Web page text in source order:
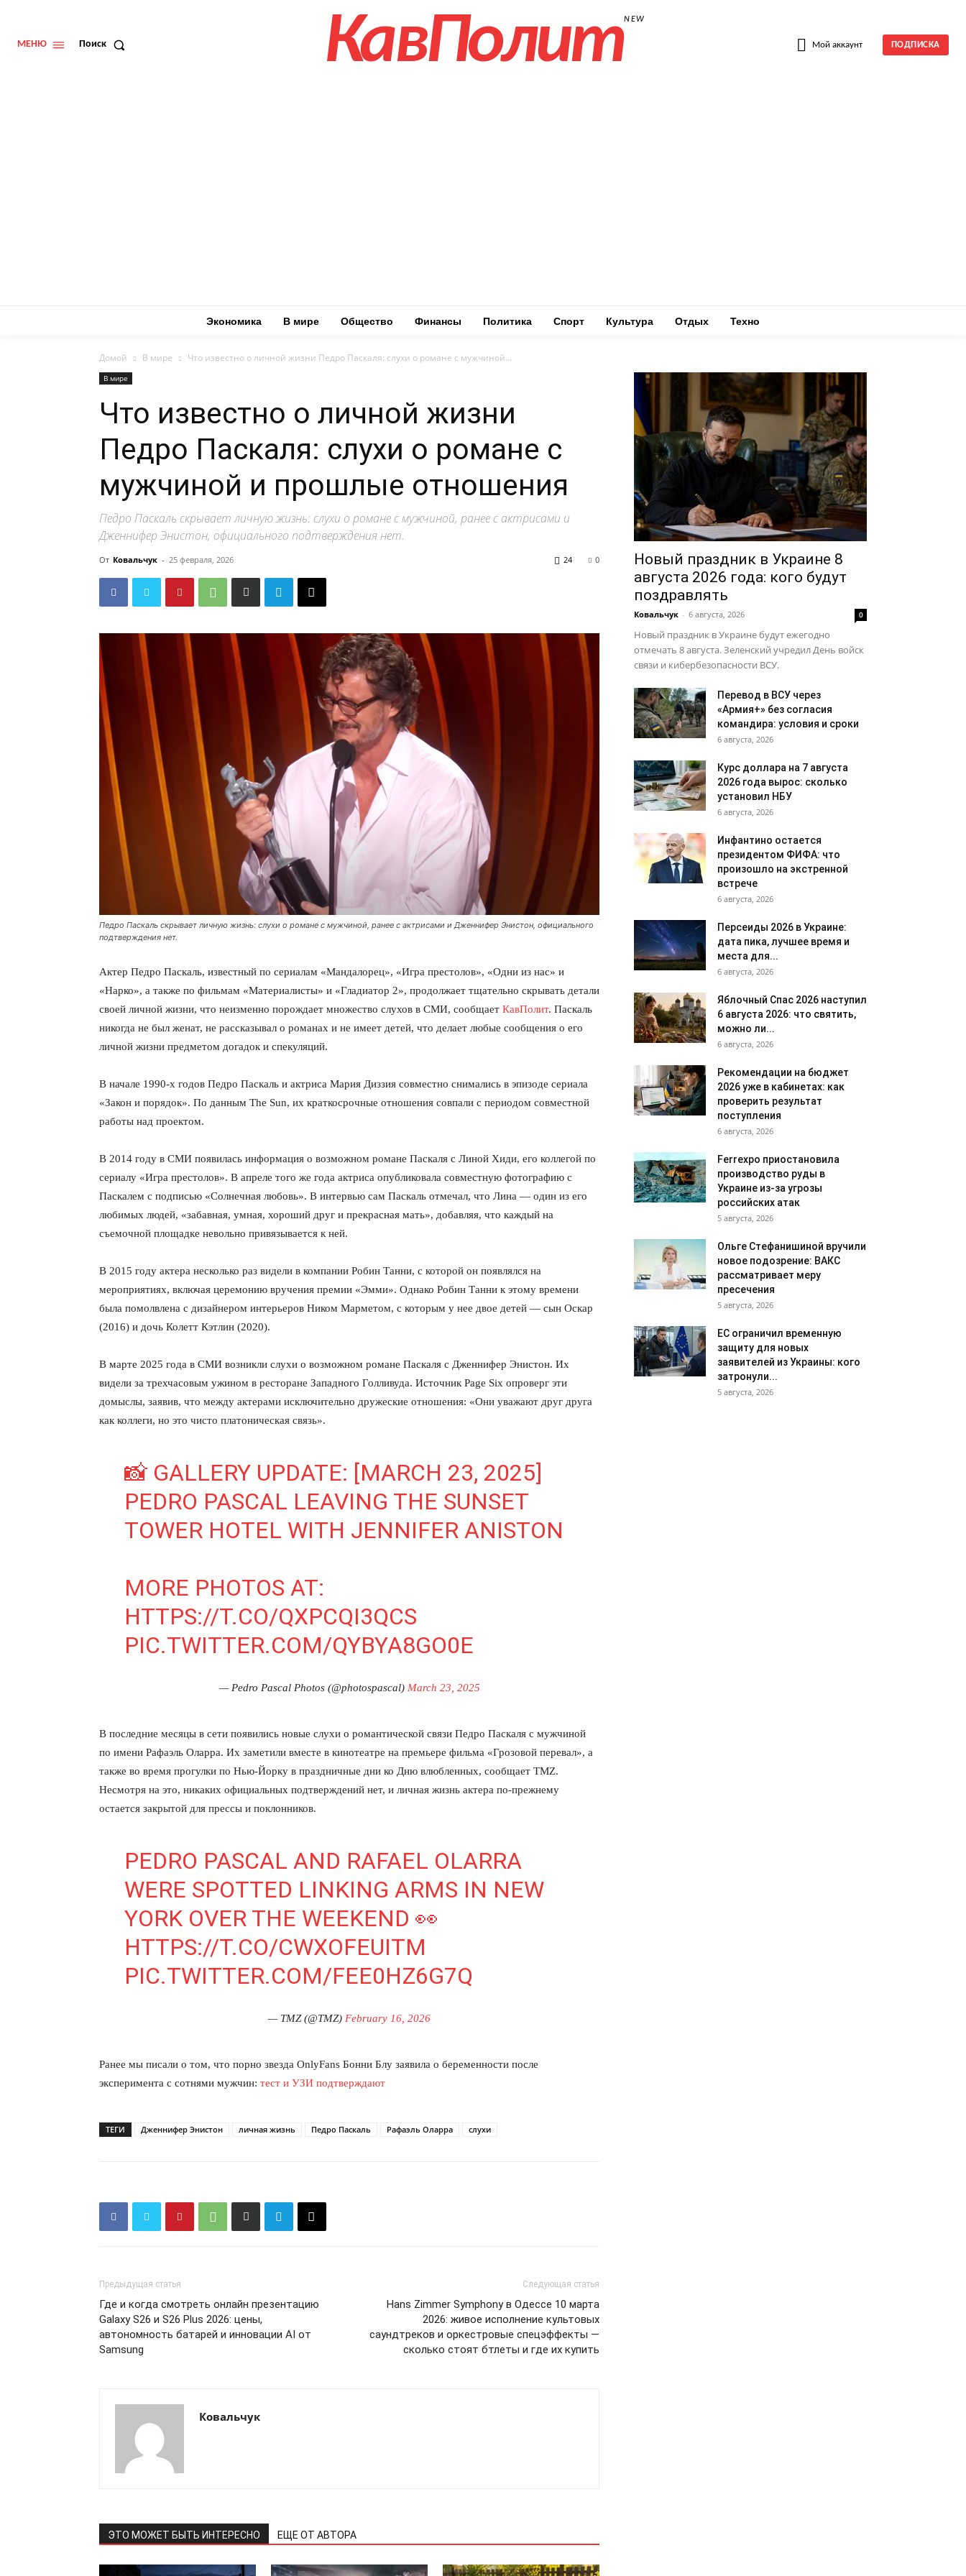
КавПолит
О нас
Мой аккаунт
Контакты
МЕНЮ Поиск КавПолитNEW
Мой аккаунт ПОДПИСКА
Экономика В мире Общество Финансы Политика Спорт Культура Отдых Техно
Домой В мире Что известно о личной жизни Педро Паскаля: слухи о романе с мужчиной...
В мире
Что известно о личной жизни
Педро Паскаля: слухи о романе с
мужчиной и прошлые отношения
Педро Паскаль скрывает личную жизнь: слухи о романе с мужчиной, ранее с актрисами и
Дженнифер Энистон, официального подтверждения нет.
От Ковальчук - 25 февраля, 2026 0
24
Педро Паскаль скрывает личную жизнь: слухи о романе с мужчиной, ранее с актрисами и Дженнифер Энистон, официального
подтверждения нет.
Актер Педро Паскаль, известный по сериалам «Мандалорец», «Игра престолов», «Одни из нас» и
«Нарко», а также по фильмам «Материалисты» и «Гладиатор 2», продолжает тщательно скрывать детали
своей личной жизни, что неизменно порождает множество слухов в СМИ, сообщает КавПолит. Паскаль
никогда не был женат, не рассказывал о романах и не имеет детей, что делает любые сообщения о его
личной жизни предметом догадок и спекуляций.
В начале 1990-х годов Педро Паскаль и актриса Мария Диззия совместно снимались в эпизоде сериала
«Закон и порядок». По данным The Sun, их краткосрочные отношения совпали с периодом совместной
работы над проектом.
В 2014 году в СМИ появилась информация о возможном романе Паскаля с Линой Хиди, его коллегой по
сериалу «Игра престолов». В апреле того же года актриса опубликовала совместную фотографию с
Паскалем с подписью «Солнечная любовь». В интервью сам Паскаль отмечал, что Лина — один из его
любимых людей, «забавная, умная, хороший друг и прекрасная мать», добавляя, что каждый на
съемочной площадке невольно привязывается к ней.
В 2015 году актера несколько раз видели в компании Робин Танни, с которой он появлялся на
мероприятиях, включая церемонию вручения премии «Эмми». Однако Робин Танни к этому времени
была помолвлена с дизайнером интерьеров Ником Марметом, с которым у нее двое детей — сын Оскар
(2016) и дочь Колетт Кэтлин (2020).
В марте 2025 года в СМИ возникли слухи о возможном романе Паскаля с Дженнифер Энистон. Их
видели за трехчасовым ужином в ресторане Западного Голливуда. Источник Page Six опроверг эти
домыслы, заявив, что между актерами исключительно дружеские отношения: «Они уважают друг друга
как коллеги, но это чисто платоническая связь».
📸 GALLERY UPDATE: [MARCH 23, 2025]
PEDRO PASCAL LEAVING THE SUNSET
TOWER HOTEL WITH JENNIFER ANISTON
MORE PHOTOS AT:
HTTPS://T.CO/QXPCQI3QCS
PIC.TWITTER.COM/QYBYA8GO0E
— Pedro Pascal Photos (@photospascal) March 23, 2025
В последние месяцы в сети появились новые слухи о романтической связи Педро Паскаля с мужчиной
по имени Рафаэль Оларра. Их заметили вместе в кинотеатре на премьере фильма «Грозовой перевал», а
также во время прогулки по Нью-Йорку в праздничные дни ко Дню влюбленных, сообщает TMZ.
Несмотря на это, никаких официальных подтверждений нет, и личная жизнь актера по-прежнему
остается закрытой для прессы и поклонников.
PEDRO PASCAL AND RAFAEL OLARRA
WERE SPOTTED LINKING ARMS IN NEW
YORK OVER THE WEEKEND 👀
HTTPS://T.CO/CWXOFEUITM
PIC.TWITTER.COM/FEE0HZ6G7Q
— TMZ (@TMZ) February 16, 2026
Ранее мы писали о том, что порно звезда OnlyFans Бонни Блу заявила о беременности после
эксперимента с сотнями мужчин: тест и УЗИ подтверждают
ТЕГИ Дженнифер Энистон личная жизнь Педро Паскаль Рафаэль Оларра слухи
Предыдущая статья
Где и когда смотреть онлайн презентацию
Galaxy S26 и S26 Plus 2026: цены,
автономность батарей и инновации AI от
Samsung
Следующая статья
Hans Zimmer Symphony в Одессе 10 марта
2026: живое исполнение культовых
саундтреков и оркестровые спецэффекты —
сколько стоят бтлеты и где их купить
Ковальчук
ЭТО МОЖЕТ БЫТЬ ИНТЕРЕСНО ЕЩЕ ОТ АВТОРА
Новый праздник в Украине 8
августа 2026 года: кого будут
поздравлять
Ковальчук - 6 августа, 2026 0
Новый праздник в Украине будут ежегодно
отмечать 8 августа. Зеленский учредил День войск
связи и кибербезопасности ВСУ.
Перевод в ВСУ через
«Армия+» без согласия
командира: условия и сроки
6 августа, 2026
Курс доллара на 7 августа
2026 года вырос: сколько
установил НБУ
6 августа, 2026
Инфантино остается
президентом ФИФА: что
произошло на экстренной
встрече
6 августа, 2026
Персеиды 2026 в Украине:
дата пика, лучшее время и
места для...
6 августа, 2026
Яблочный Спас 2026 наступил
6 августа 2026: что святить,
можно ли...
6 августа, 2026
Рекомендации на бюджет
2026 уже в кабинетах: как
проверить результат
поступления
6 августа, 2026
Ferrexpo приостановила
производство руды в
Украине из-за угрозы
российских атак
5 августа, 2026
Ольге Стефанишиной вручили
новое подозрение: ВАКС
рассматривает меру
пресечения
5 августа, 2026
ЕС ограничил временную
защиту для новых
заявителей из Украины: кого
затронули...
5 августа, 2026